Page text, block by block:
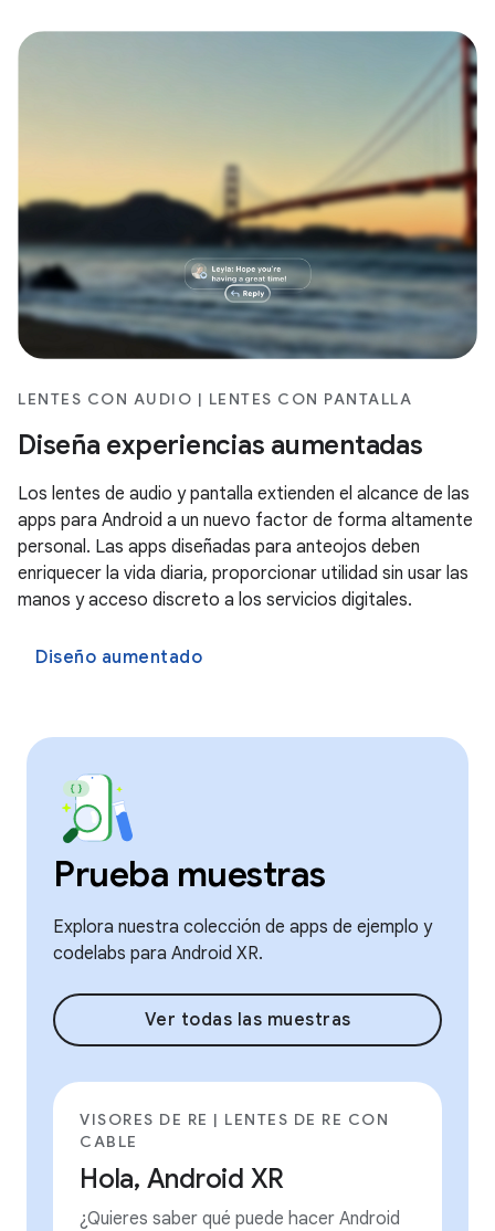
LENTES CON AUDIO | LENTES CON PANTALLA
Diseña experiencias aumentadas
Los lentes de audio y pantalla extienden el alcance de las
apps para Android a un nuevo factor de forma altamente
personal. Las apps diseñadas para anteojos deben
enriquecer la vida diaria, proporcionar utilidad sin usar las
manos y acceso discreto a los servicios digitales.
Diseño aumentado
Prueba muestras
Explora nuestra colección de apps de ejemplo y
codelabs para Android XR.
Ver todas las muestras
VISORES DE RE | LENTES DE RE CON
CABLE
Hola, Android XR
¿Quieres saber qué puede hacer Android